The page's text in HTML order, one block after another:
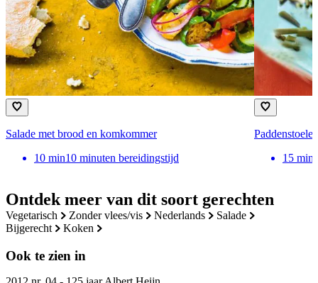
Ontdek meer van dit soort gerechten
vegetarisch zonder vlees/vis nederlands
salade
bijgerecht
koken
Ook te zien in
Salade met brood en komkommer
10 min10 minuten bereidingstijd
15 min